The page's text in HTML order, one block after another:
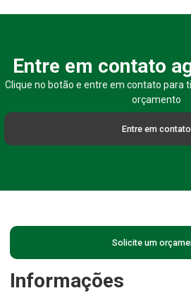
Entre em contato
Clique no botão e entre em contato para
orçamento
Entre em contato
Solicite um
Informações